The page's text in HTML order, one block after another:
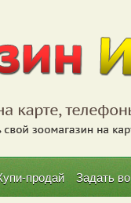
продай Задать